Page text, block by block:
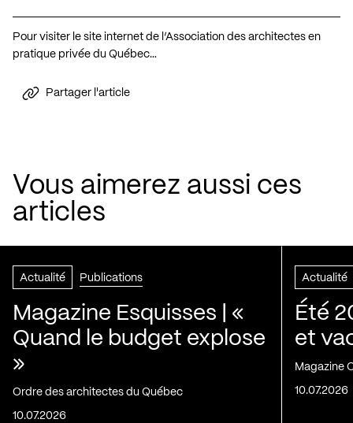
Pour visiter le site internet de l’Association des architectes en
pratique privée du Québec…
Partager l'article
Vous aimerez aussi ces
articles
Actualité Publications
Magazine Esquisses | «
Quand le budget explose
»
Ordre des architectes du Québec
10.07.2026
Actualité
Été
et
Magazine
10.07.2026